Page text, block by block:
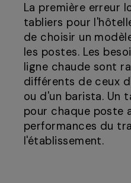
La première erreur
tabliers pour
de choisir un
les postes. Les
ligne chaude sont
différents de ceux
ou d'un barista. Un
pour chaque poste
performances du
l'établissement.